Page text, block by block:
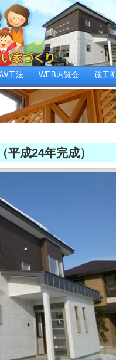
工法 WEB内覧会
施工例
成24年完成）